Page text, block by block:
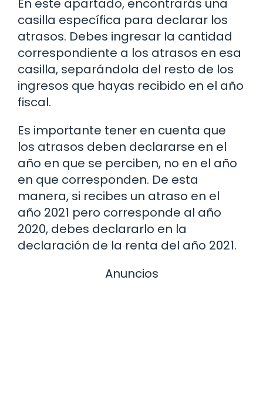
En este apartado, encontrarás una
casilla específica para declarar los
atrasos. Debes ingresar la cantidad
correspondiente a los atrasos en esa
casilla, separándola del resto de los
ingresos que hayas recibido en el año
fiscal.
Es importante tener en cuenta que
los atrasos deben declararse en el
año en que se perciben, no en el año
en que corresponden. De esta
manera, si recibes un atraso en el
año 2021 pero corresponde al año
2020, debes declararlo en la
declaración de la renta del año 2021.
Anuncios